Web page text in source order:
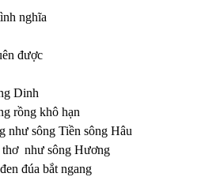
nghĩa
được
Dinh
rồng khô hạn
như sông Tiền sông Hâu
thơ như sông Hương
đúa bắt ngang